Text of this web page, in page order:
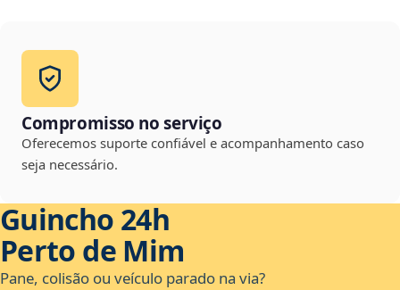
Compromisso no serviço
Oferecemos suporte confiável e acompanhamento caso
seja necessário.
Guincho 24h
Perto de Mim
Pane, colisão ou veículo parado na via?